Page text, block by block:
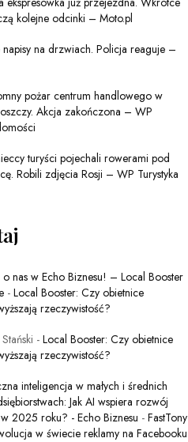
kolejne odcinki – Moto.pl
napisy na drzwiach. Policja reaguje –
pożar centrum handlowego w
Akcja zakończona – WP
turyści pojechali rowerami pod
Robili zdjęcia Rosji – WP Turystyka
o nas w Echo Biznesu! – Local Booster
- Local Booster: Czy obietnice
rzeczywistość?
- Local Booster: Czy obietnice
rzeczywistość?
inteligencja w małych i średnich
Jak AI wspiera rozwój
2025 roku? - Echo Biznesu - FastTony
w świecie reklamy na Facebooku